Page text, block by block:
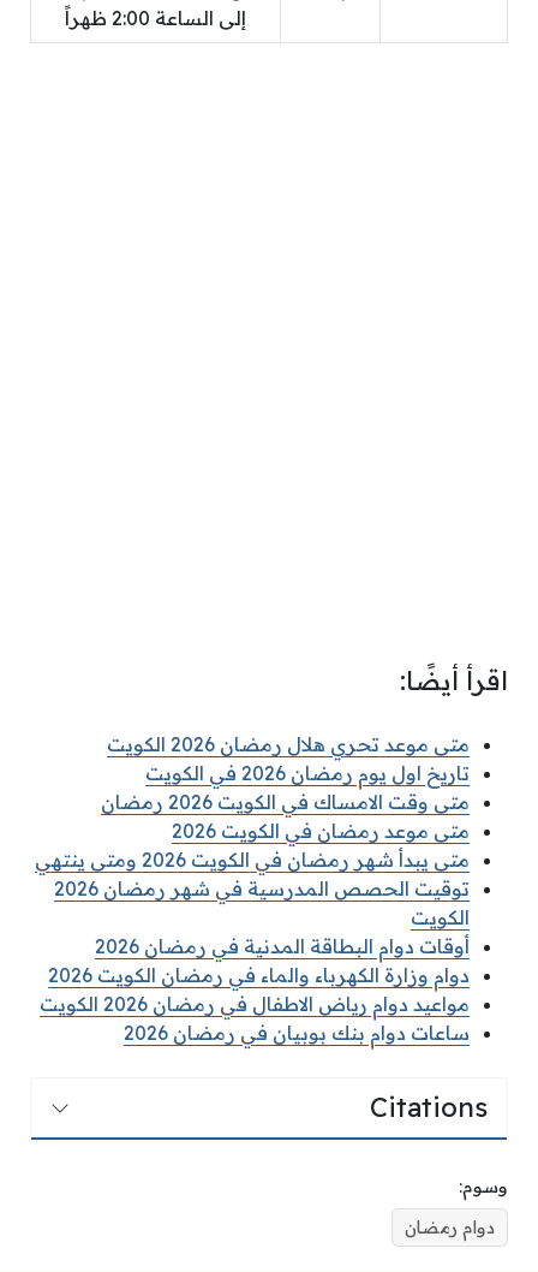
إلى الساعة 2:00 ظهراً
اقرأ أيضًا:
متى موعد تحري هلال رمضان 2026 الكويت
تاريخ اول يوم رمضان 2026 في الكويت
متى وقت الامساك في الكويت 2026 رمضان
متى موعد رمضان في الكويت 2026
متى يبدأ شهر رمضان في الكويت 2026 ومتى ينتهي
توقيت الحصص المدرسية في شهر رمضان 2026
الكويت
أوقات دوام البطاقة المدنية في رمضان 2026
دوام وزارة الكهرباء والماء في رمضان الكويت 2026
مواعيد دوام رياض الاطفال في رمضان 2026 الكويت
ساعات دوام بنك بوبيان في رمضان 2026
Citations
وسوم:
دوام رمضان